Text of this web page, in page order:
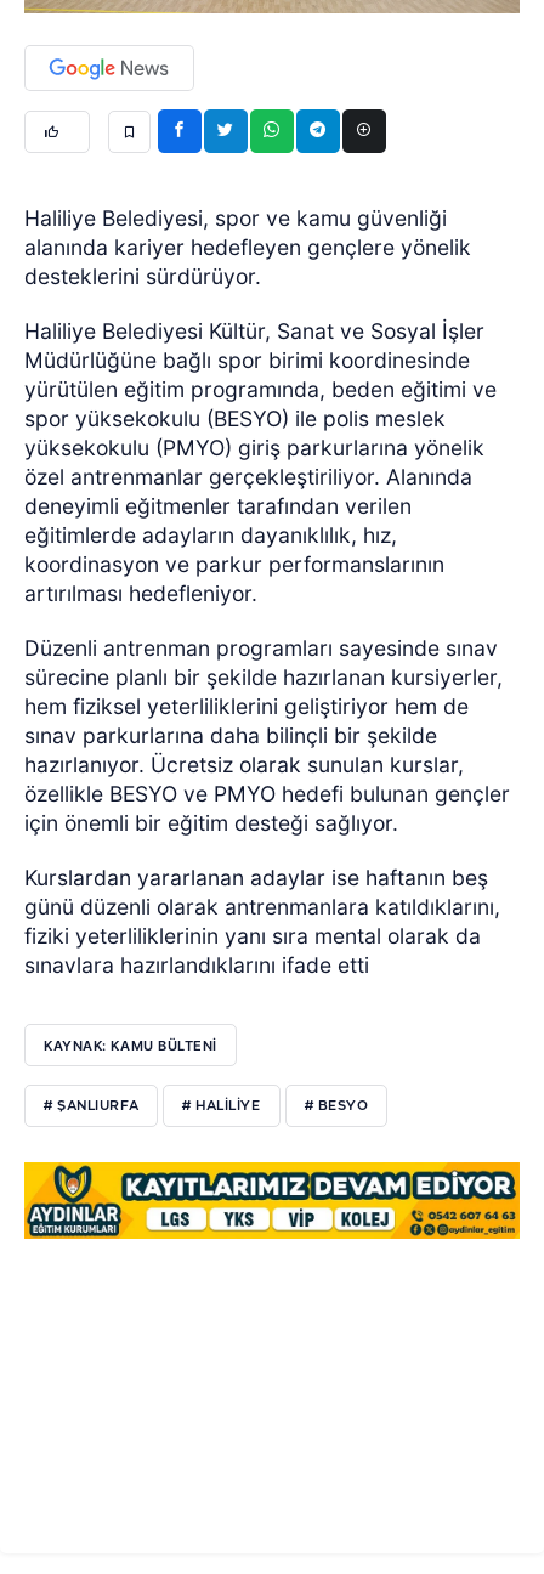
Haliliye Belediyesi, spor ve kamu güvenliği
alanında kariyer hedefleyen gençlere yönelik
desteklerini sürdürüyor.
Haliliye Belediyesi Kültür, Sanat ve Sosyal İşler
Müdürlüğüne bağlı spor birimi koordinesinde
yürütülen eğitim programında, beden eğitimi ve
spor yüksekokulu (BESYO) ile polis meslek
yüksekokulu (PMYO) giriş parkurlarına yönelik
özel antrenmanlar gerçekleştiriliyor. Alanında
deneyimli eğitmenler tarafından verilen
eğitimlerde adayların dayanıklılık, hız,
koordinasyon ve parkur performanslarının
artırılması hedefleniyor.
Düzenli antrenman programları sayesinde sınav
sürecine planlı bir şekilde hazırlanan kursiyerler,
hem fiziksel yeterliliklerini geliştiriyor hem de
sınav parkurlarına daha bilinçli bir şekilde
hazırlanıyor. Ücretsiz olarak sunulan kurslar,
özellikle BESYO ve PMYO hedefi bulunan gençler
için önemli bir eğitim desteği sağlıyor.
Kurslardan yararlanan adaylar ise haftanın beş
günü düzenli olarak antrenmanlara katıldıklarını,
fiziki yeterliliklerinin yanı sıra mental olarak da
sınavlara hazırlandıklarını ifade etti
KAYNAK: KAMU BÜLTENİ
# ŞANLIURFA # HALİLİYE # BESYO